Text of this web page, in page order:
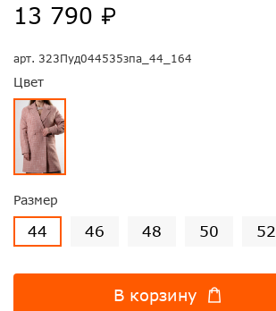
арт. 323Пуд044535зпа_44_164
Цвет
Размер
44 46 48 50 52
13 790 ₽
В корзину